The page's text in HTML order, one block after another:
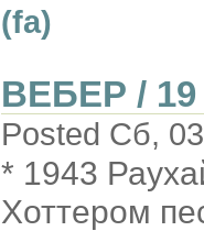
(fa)
ВЕБЕР /
Posted Сб,
* 1943
Хоттером